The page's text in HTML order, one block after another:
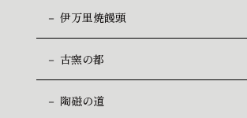
－ 伊万里焼饅頭
－ 古窯の都
－ 陶磁の道